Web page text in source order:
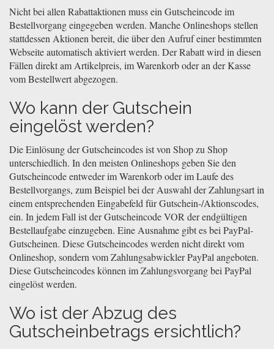
Nicht bei allen Rabattaktionen muss ein Gutscheincode im
Bestellvorgang eingegeben werden. Manche Onlineshops stellen
stattdessen Aktionen bereit, die über den Aufruf einer bestimmten
Webseite automatisch aktiviert werden. Der Rabatt wird in diesen
Fällen direkt am Artikelpreis, im Warenkorb oder an der Kasse
vom Bestellwert abgezogen.
Wo kann der Gutschein
eingelöst werden?
Die Einlösung der Gutscheincodes ist von Shop zu Shop
unterschiedlich. In den meisten Onlineshops geben Sie den
Gutscheincode entweder im Warenkorb oder im Laufe des
Bestellvorgangs, zum Beispiel bei der Auswahl der Zahlungsart in
einem entsprechenden Eingabefeld für Gutschein-/Aktionscodes,
ein. In jedem Fall ist der Gutscheincode VOR der endgültigen
Bestellaufgabe einzugeben. Eine Ausnahme gibt es bei PayPal-
Gutscheinen. Diese Gutscheincodes werden nicht direkt vom
Onlineshop, sondern vom Zahlungsabwickler PayPal angeboten.
Diese Gutscheincodes können im Zahlungsvorgang bei PayPal
eingelöst werden.
Wo ist der Abzug des
Gutscheinbetrags ersichtlich?